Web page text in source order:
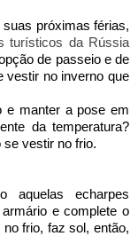
próximas férias,
turísticos da Rússia
de passeio e de
vestir no inverno que
e manter a pose em
da temperatura?
se vestir no frio.
aquelas echarpes
e complete o
no frio, faz sol, então,